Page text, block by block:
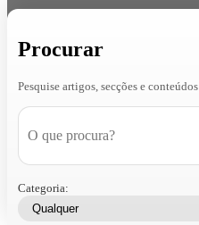
Procurar
Pesquise artigos, secções e conteúdos
Categoria: